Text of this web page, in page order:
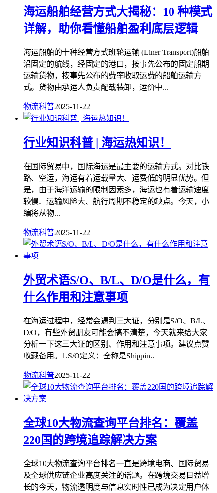
海运船舶经营方式大揭秘：10 种模式
详解，助你看懂船舶盈利底层逻辑
海运船舶的十种经营方式班轮运输 (Liner Transport)船舶
沿固定的航线，经固定的港口，按事先公布的固定船期
运输货物，按事先公布的费率收取运费的船舶运输方
式。货物由承运人负责配载装卸，运价中...
物流科普2025-11-22
行业知识科普 | 海运热知识！
在国际贸易中，国际海运是最主要的运输方式。对比铁
路、空运，海运有着运载量大、运费低的明显优势。但
是，由于海洋运输的限制因素多，海运也有着运输速度
较慢、运输风险大、航行周期不稳定的缺点。今天，小
编将从物...
物流科普2025-11-22
外贸术语S/O、B/L、D/O是什么，有
什么作用和注意事项
在海运过程中，经常会遇到三大证，分别是S/O、B/L、
D/O，有些外贸朋友可能会搞不清楚，今天就来给大家
分析一下这三大证的区别、作用和注意事项。建议点赞
收藏备用。1.S/O定义：全称是Shippin...
物流科普2025-11-22
全球10大物流查询平台排名：覆盖
220国的跨境追踪解决方案
全球10大物流查询平台排名一直是跨境电商、国际贸易
及全球供应链企业高度关注的话题。在跨境交易日益增
长的今天，物流透明度与信息实时性已成为决定用户体